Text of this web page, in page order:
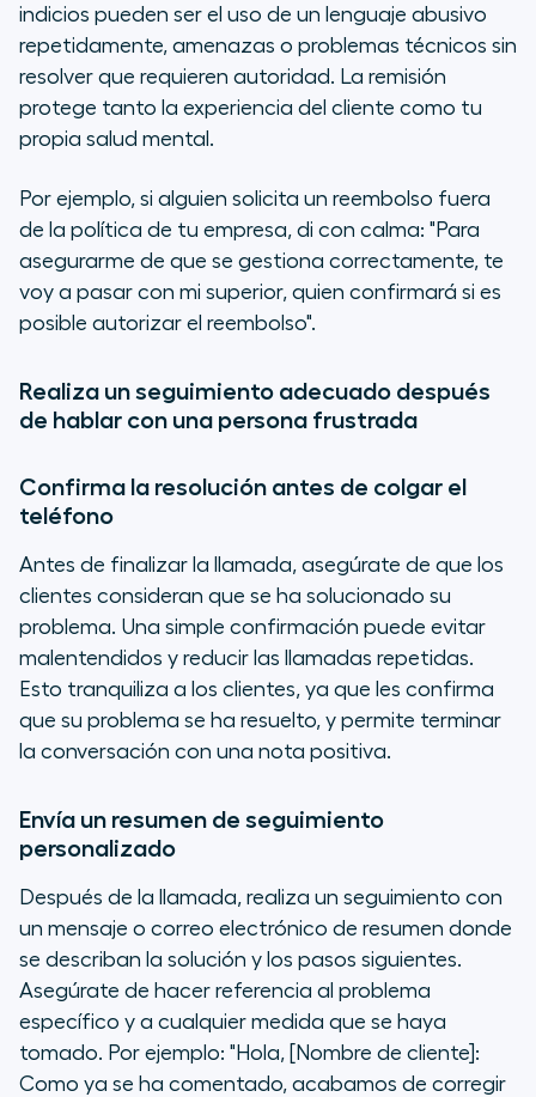
indicios pueden ser el uso de un lenguaje abusivo
repetidamente, amenazas o problemas técnicos sin
resolver que requieren autoridad. La remisión
protege tanto la experiencia del cliente como tu
propia salud mental.
Por ejemplo, si alguien solicita un reembolso fuera
de la política de tu empresa, di con calma: "Para
asegurarme de que se gestiona correctamente, te
voy a pasar con mi superior, quien confirmará si es
posible autorizar el reembolso".
Realiza un seguimiento adecuado después
de hablar con una persona frustrada
Confirma la resolución antes de colgar el
teléfono
Antes de finalizar la llamada, asegúrate de que los
clientes consideran que se ha solucionado su
problema. Una simple confirmación puede evitar
malentendidos y reducir las llamadas repetidas.
Esto tranquiliza a los clientes, ya que les confirma
que su problema se ha resuelto, y permite terminar
la conversación con una nota positiva.
Envía un resumen de seguimiento
personalizado
Después de la llamada, realiza un seguimiento con
un mensaje o correo electrónico de resumen donde
se describan la solución y los pasos siguientes.
Asegúrate de hacer referencia al problema
específico y a cualquier medida que se haya
tomado. Por ejemplo: "Hola, [Nombre de cliente]:
Como ya se ha comentado, acabamos de corregir